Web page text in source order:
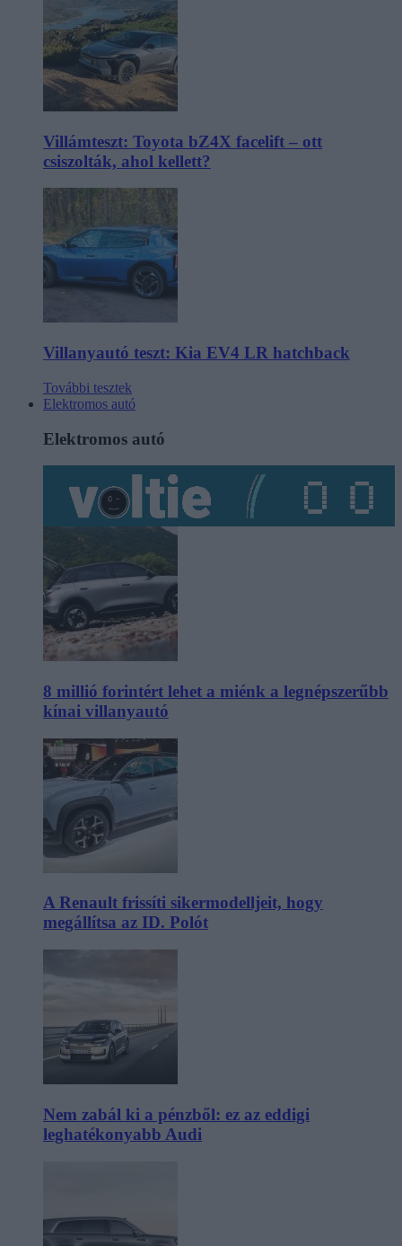
Villámteszt: Toyota bZ4X facelift – ott
csiszolták, ahol kellett?
Villanyautó teszt: Kia EV4 LR hatchback
További tesztek
Elektromos autó
Elektromos autó
8 millió forintért lehet a miénk a legnépszerűbb
kínai villanyautó
A Renault frissíti sikermodelljeit, hogy
megállítsa az ID. Polót
Nem zabál ki a pénzből: ez az eddigi
leghatékonyabb Audi